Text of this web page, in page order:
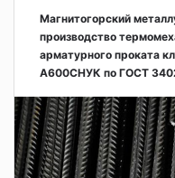
Магнитогорский
производство
арматурного проката
А600СНУК по ГОСТ